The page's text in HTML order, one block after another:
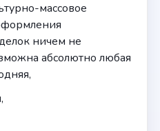
массовое
ничем не
абсолютно любая